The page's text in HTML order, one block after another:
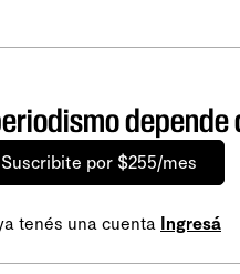
depende
Suscribite por $255/mes
tenés una cuenta Ingresá